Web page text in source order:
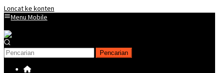
Loncat ke konten
Menu Mobile
Pencarian